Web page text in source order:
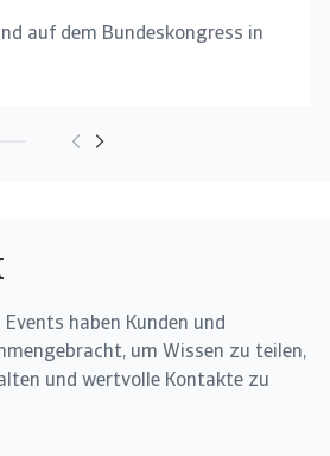
auf dem Bundeskongress in
haben Kunden und
um Wissen zu teilen,
und wertvolle Kontakte zu